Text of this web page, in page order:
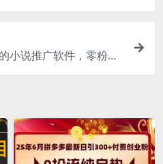
小说推广软件，零粉丝